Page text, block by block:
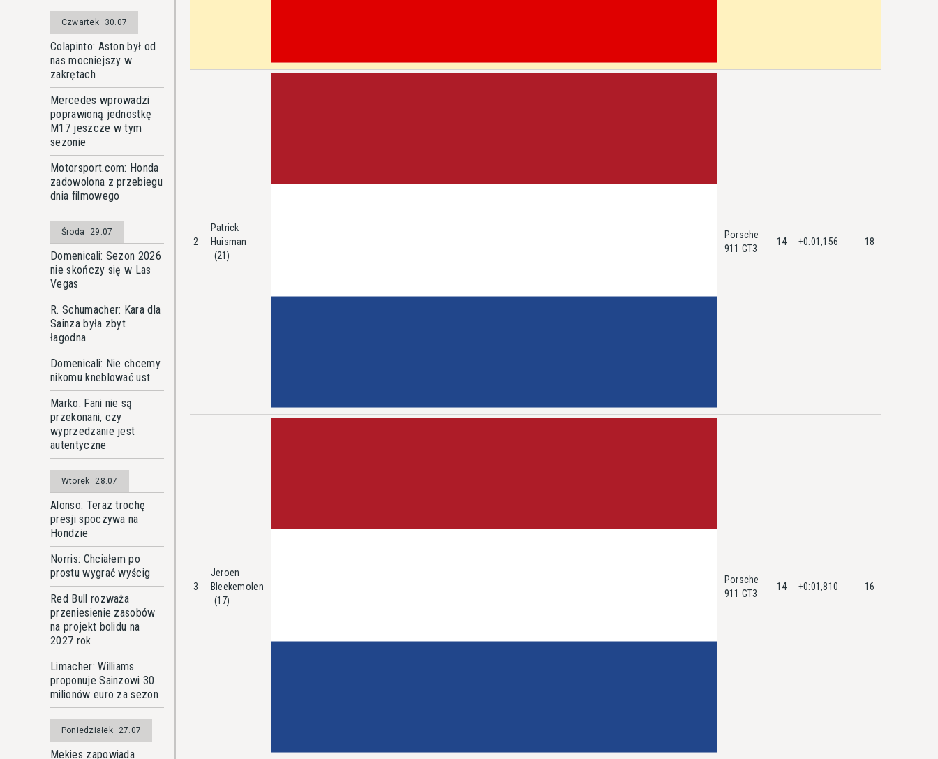
Czwartek 30.07
Colapinto: Aston był od
nas mocniejszy w
zakrętach
Mercedes wprowadzi
poprawioną jednostkę
M17 jeszcze w tym
sezonie
Motorsport.com: Honda
zadowolona z przebiegu
dnia filmowego
Środa 29.07
Domenicali: Sezon 2026
nie skończy się w Las
Vegas
R. Schumacher: Kara dla
Sainza była zbyt
łagodna
Domenicali: Nie chcemy
nikomu kneblować ust
Marko: Fani nie są
przekonani, czy
wyprzedzanie jest
autentyczne
Wtorek 28.07
Alonso: Teraz trochę
presji spoczywa na
Hondzie
Norris: Chciałem po
prostu wygrać wyścig
Red Bull rozważa
przeniesienie zasobów
na projekt bolidu na
2027 rok
Limacher: Williams
proponuje Sainzowi 30
milionów euro za sezon
Poniedziałek 27.07
Mekies zapowiada
2
Patrick
Huisman
(21)
Porsche
911 GT3
14 +0:01,156 18
3
Jeroen
Bleekemolen
(17)
Porsche
911 GT3
14 +0:01,810 16